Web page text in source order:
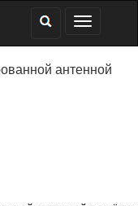
антенной